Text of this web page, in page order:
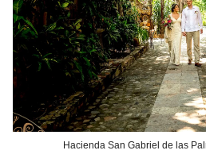
Hacienda San Gabriel de las